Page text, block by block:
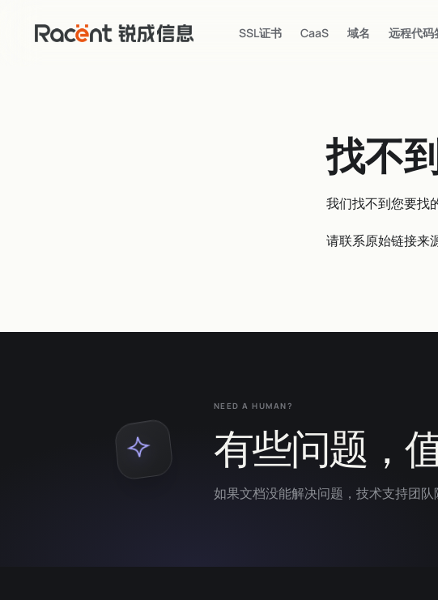
SSL证书 CaaS 域名 远程代码
找不
我们找不到您要找
请联系原始链接来
NEED A HUMAN?
有些问题，
如果文档没能解决问题，技术支持团队